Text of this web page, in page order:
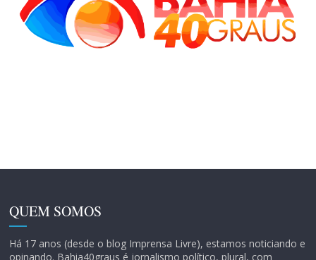
QUEM SOMOS
Há 17 anos (desde o blog Imprensa Livre), estamos noticiando e
opinando. Bahia40graus é jornalismo político, plural, com